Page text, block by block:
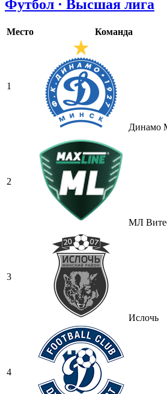
Футбол · Высшая лига
Место Команда
1
Динамо
2
МЛ
3
Ислочь
4